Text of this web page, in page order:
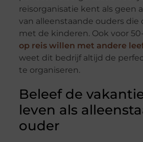
reisorganisatie kent als geen
van alleenstaande ouders die
met de kinderen. Ook voor
op reis willen met andere
weet dit bedrijf altijd de
te organiseren.
Beleef de
leven als
ouder